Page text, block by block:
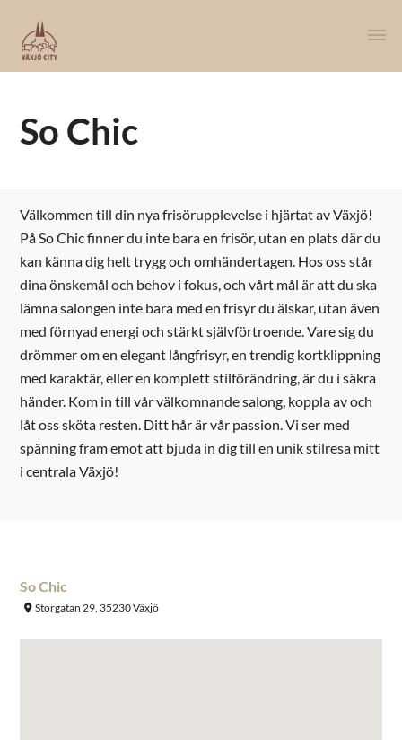
So Chic
Välkommen till din nya frisörupplevelse i hjärtat av Växjö!
På So Chic finner du inte bara en frisör, utan en plats där du
kan känna dig helt trygg och omhändertagen. Hos oss står
dina önskemål och behov i fokus, och vårt mål är att du ska
lämna salongen inte bara med en frisyr du älskar, utan även
med förnyad energi och stärkt självförtroende. Vare sig du
drömmer om en elegant långfrisyr, en trendig kortklippning
med karaktär, eller en komplett stilförändring, är du i säkra
händer. Kom in till vår välkomnande salong, koppla av och
låt oss sköta resten. Ditt hår är vår passion. Vi ser med
spänning fram emot att bjuda in dig till en unik stilresa mitt
i centrala Växjö!
So Chic
Storgatan 29, 35230 Växjö